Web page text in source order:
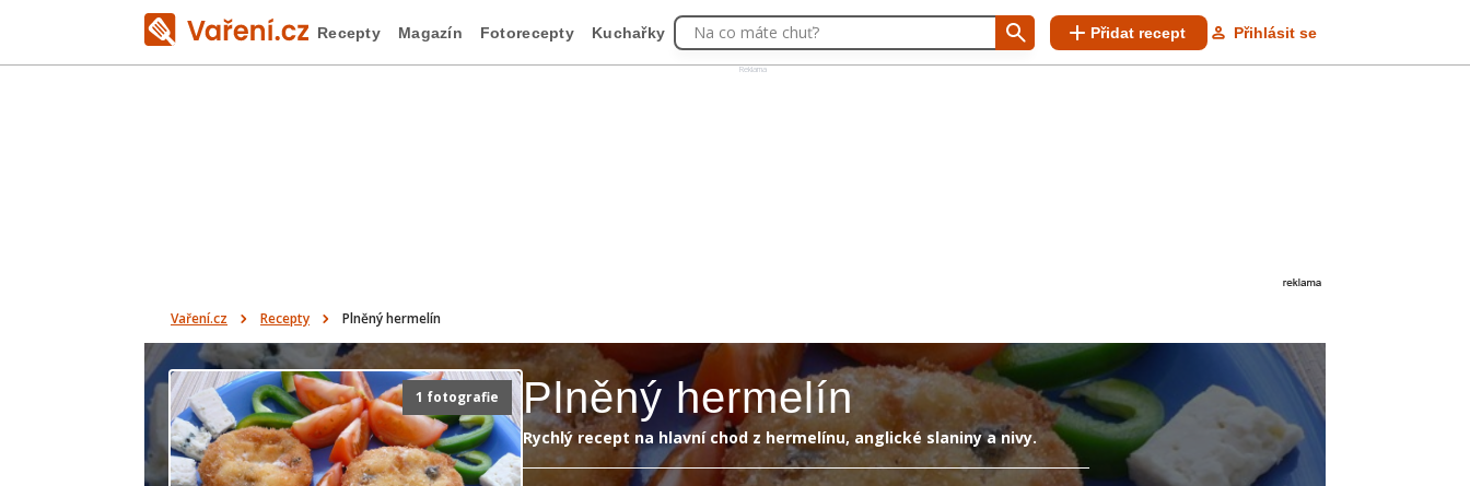
Reklama
Recepty Magazín Fotorecepty Kuchařky Na co máte chuť? Přidat recept Přihlásit se
Vaření.cz Recepty Plněný hermelín
1 fotografie Plněný hermelín
Rychlý recept na hlavní chod z hermelínu, anglické slaniny a nivy.